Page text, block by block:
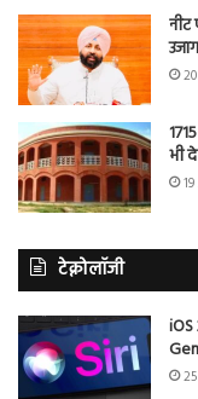
नीट
भी दे
टेक्नोलॉजी
iOS